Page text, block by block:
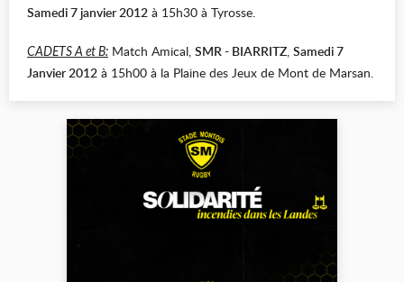
Samedi 7 janvier 2012 à 15h30 à Tyrosse.
CADETS A et B: Match Amical, SMR - BIARRITZ, Samedi 7
Janvier 2012 à 15h00 à la Plaine des Jeux de Mont de Marsan.